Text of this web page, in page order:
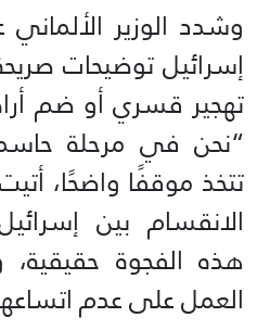
وشدد الوزير
إسرائيل توضيحات
تهجير قسري أو ضم
“نحن في مرحلة
تتخذ موقفًا واضحًا،
الانقسام بين
هذه الفجوة
العمل على عدم